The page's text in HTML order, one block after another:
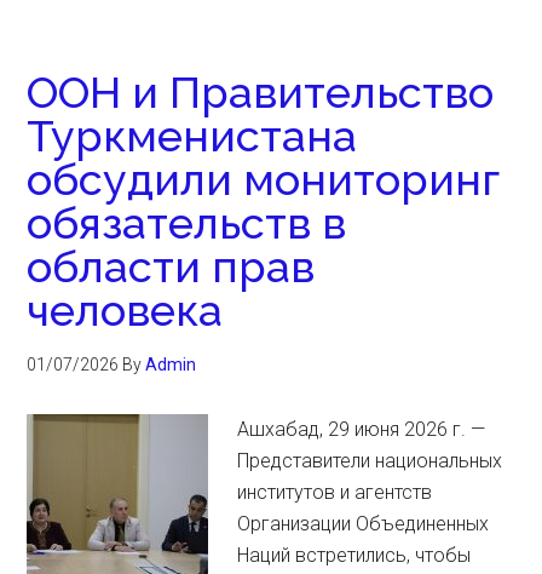
ООН и Правительство
Туркменистана
обсудили мониторинг
обязательств в
области прав
человека
01/07/2026 ByAdmin
Ашхабад, 29 июня 2026 г. —
Представители национальных
институтов и агентств
Организации Объединенных
Наций встретились, чтобы